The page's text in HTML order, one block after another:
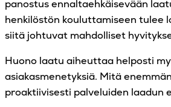
panostus ennaltaehkäisevään
henkilöstön kouluttamiseen tulee
siitä johtuvat mahdolliset
Huono laatu aiheuttaa helposti
asiakasmenetyksiä. Mitä
proaktiivisesti palveluiden laadun